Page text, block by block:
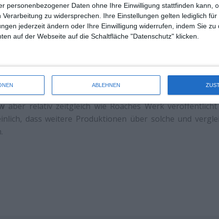
personenbezogener Daten ohne Ihre Einwilligung stattfinden kann,
Verarbeitung zu widersprechen. Ihre Einstellungen gelten lediglich
jederzeit ändern oder Ihre Einwilligung widerrufen, indem Sie zu
auf der Webseite auf die Schaltfläche "Datenschutz" klicken.
ABLEHNEN
Schauspieler, der teilweise sehr berührenden
à la „alle Männer sind Schweine“ verzichtet wird.
für Jahr mehrere Geschichten dieser Art zu Tage
wird und ob jedes Jahr eine
Variation
auf einem anderen Blatt. Da die bereits
aber relativ zeitgleich wie Roaches Werk
dass weitere Produktionen über solche und